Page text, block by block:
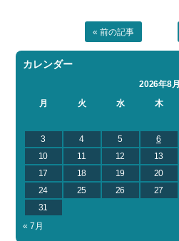
« 前の記事
カレンダー
2026年8月
月
火 水 木
3
4 5 6
10
11 12 13
17
18 19 20
24
25 26 27
31
« 7月